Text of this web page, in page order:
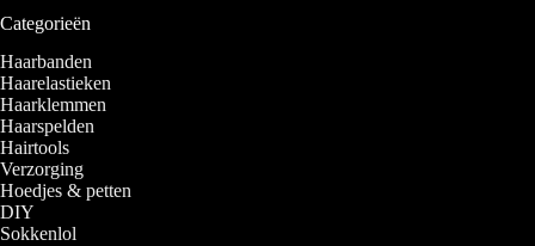
Categorieën
Haarbanden
Haarelastieken
Haarklemmen
Haarspelden
Hairtools
Verzorging
Hoedjes & petten
DIY
Sokkenlol